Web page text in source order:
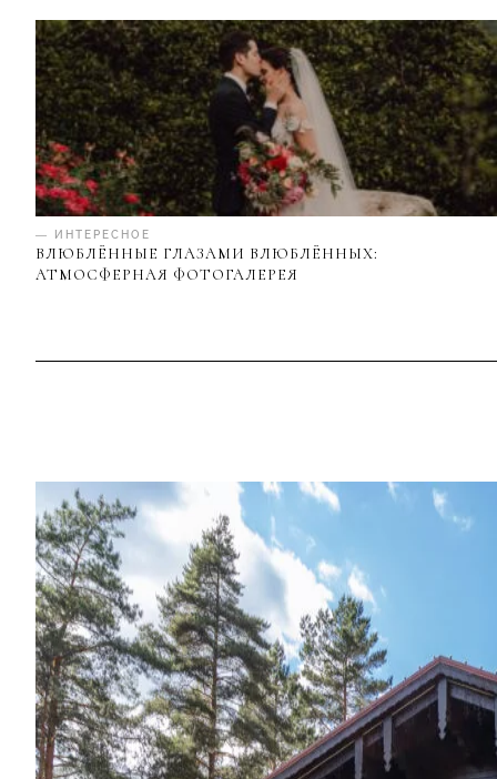
— ИНТЕРЕСНОЕ
ВЛЮБЛЁННЫЕ ГЛАЗАМИ ВЛЮБЛЁННЫХ:
АТМОСФЕРНАЯ ФОТОГАЛЕРЕЯ